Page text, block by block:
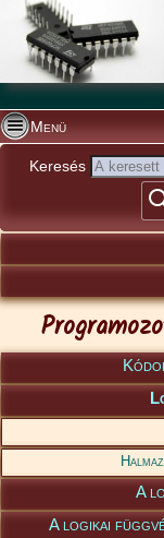
Menü
Keresés
A
A logikai